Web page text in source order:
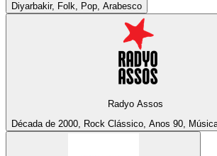
Diyarbakir, Folk, Pop, Arabesco
Radyo Assos
Década de 2000, Rock Clássico, Anos 90,